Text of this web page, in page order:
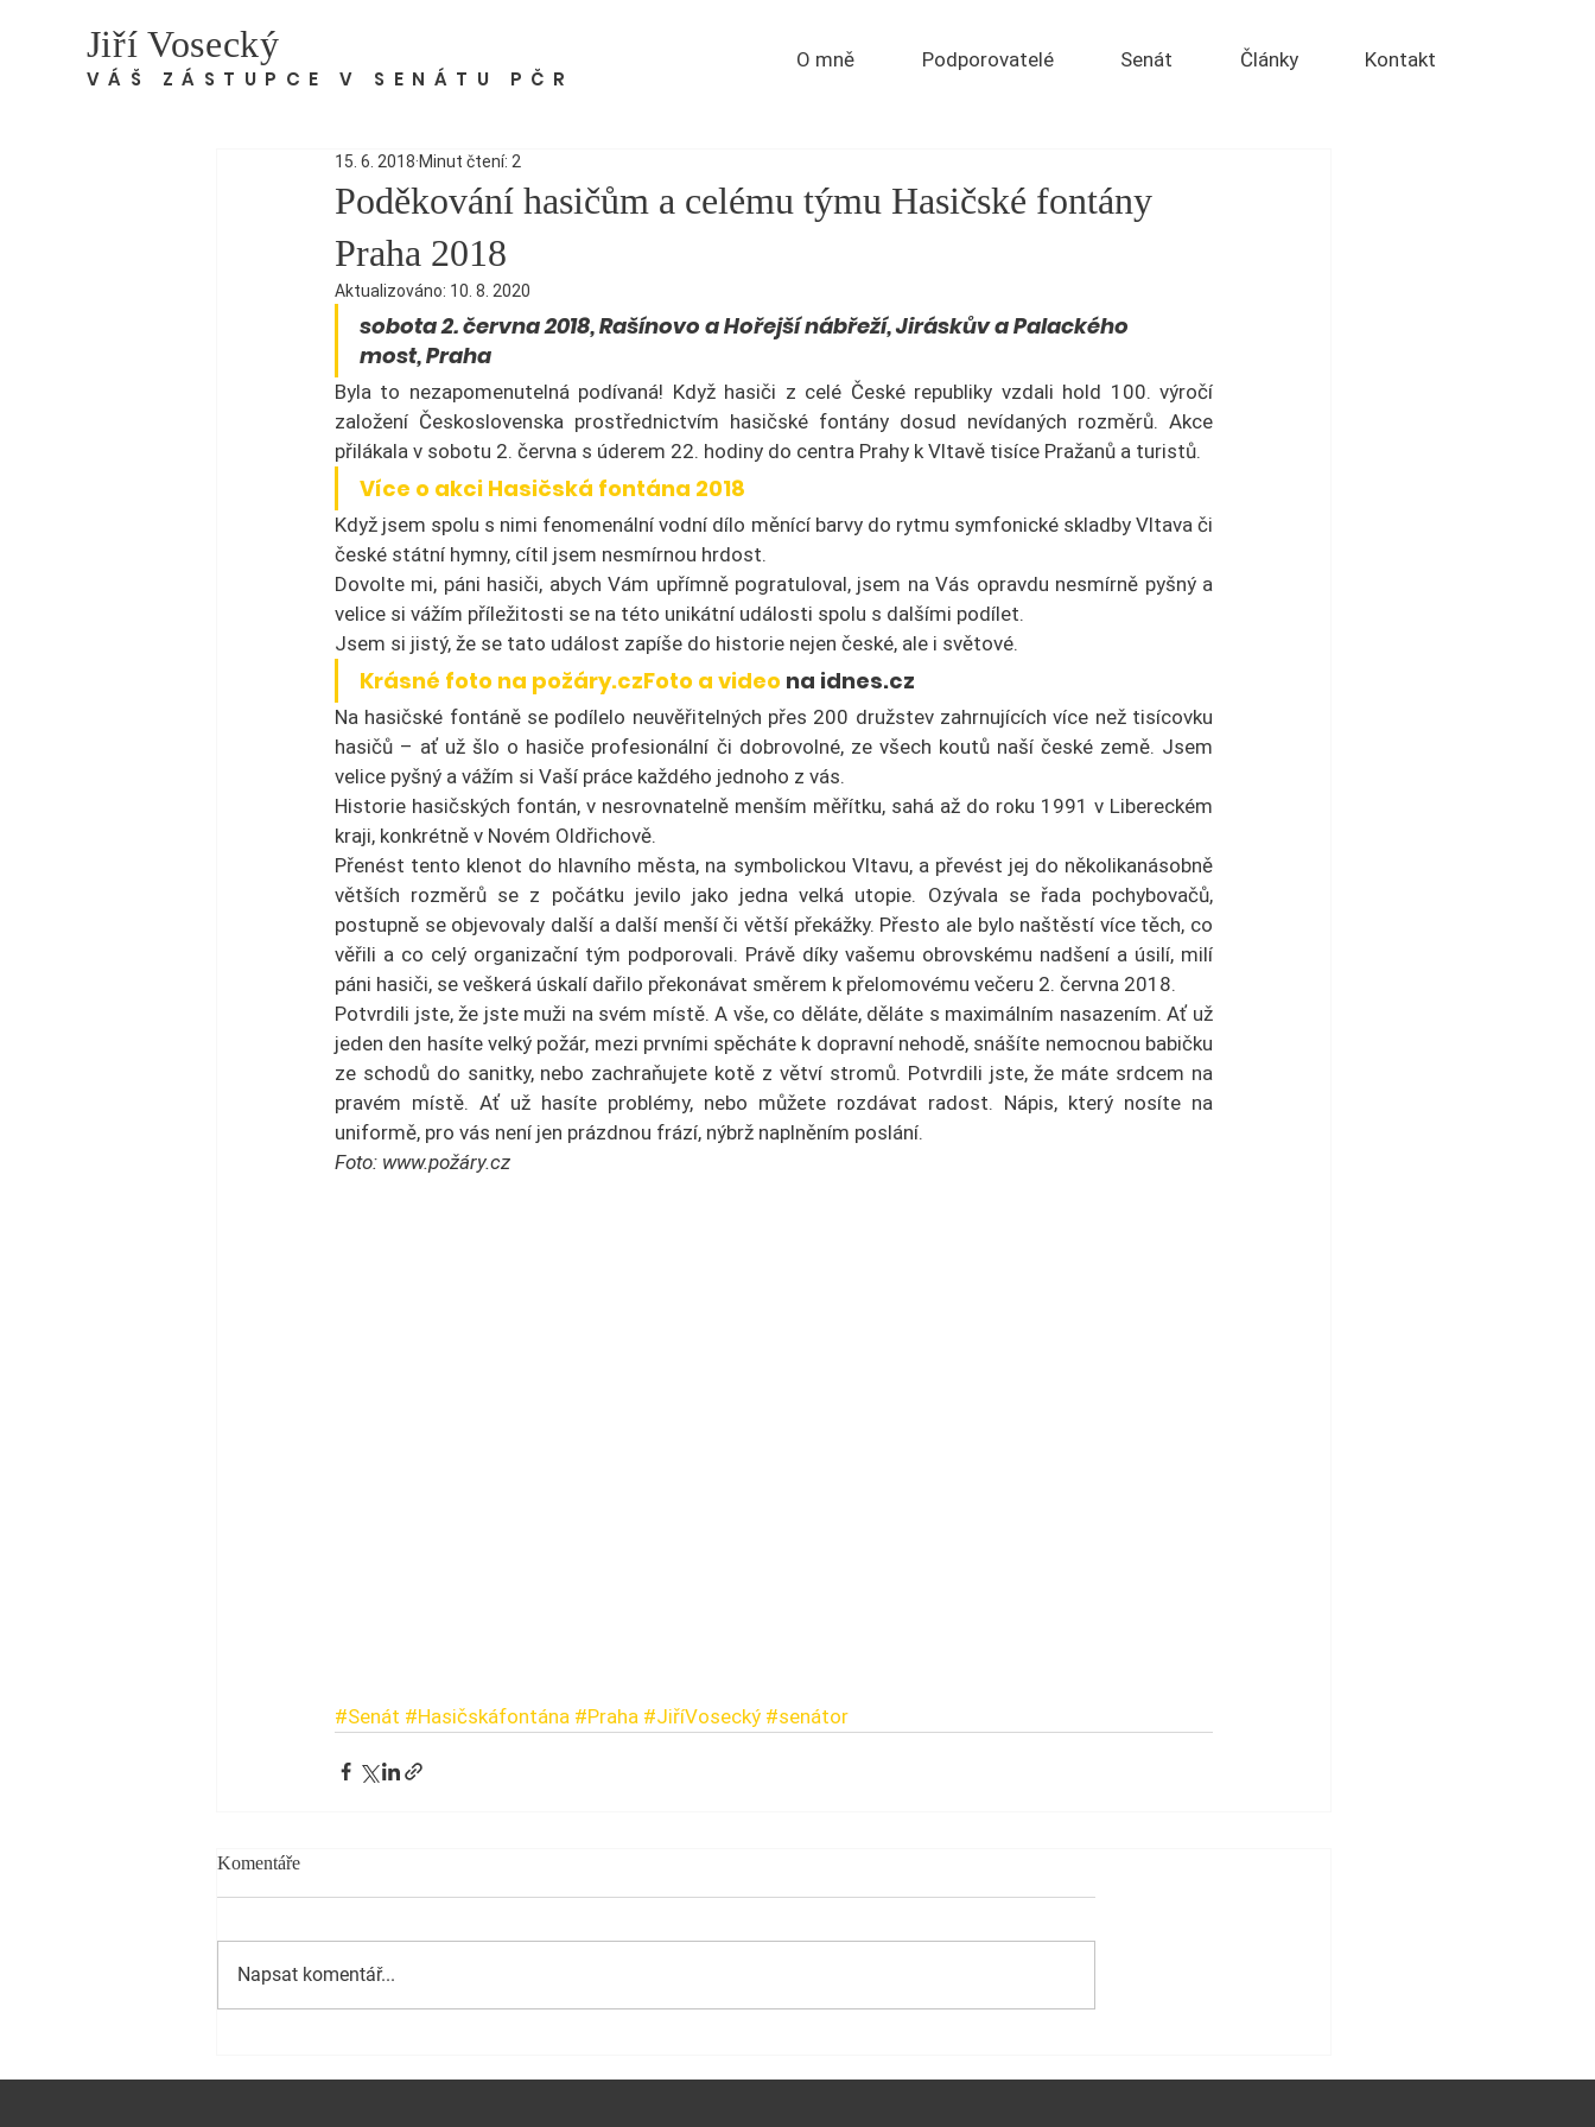
Jiří Vosecký
VÁŠ ZÁSTUPCE V SENÁTU PČR
O mně Podporovatelé Senát Články Kontakt
Poděkování hasičům a celému týmu Hasičské fontány
Praha 2018
15. 6. 2018 Minut čtení: 2
Aktualizováno: 10. 8. 2020
sobota 2. června 2018, Rašínovo a Hořejší nábřeží, Jiráskův a Palackého
most, Praha
Byla to nezapomenutelná podívaná! Když hasiči z celé České republiky vzdali hold 100. výročí
založení Československa prostřednictvím hasičské fontány dosud nevídaných rozměrů. Akce
přilákala v sobotu 2. června s úderem 22. hodiny do centra Prahy k Vltavě tisíce Pražanů a turistů.
Více o akci Hasičská fontána 2018
Když jsem spolu s nimi fenomenální vodní dílo měnící barvy do rytmu symfonické skladby Vltava či
české státní hymny, cítil jsem nesmírnou hrdost.
Dovolte mi, páni hasiči, abych Vám upřímně pogratuloval, jsem na Vás opravdu nesmírně pyšný a
velice si vážím příležitosti se na této unikátní události spolu s dalšími podílet.
Jsem si jistý, že se tato událost zapíše do historie nejen české, ale i světové.
Krásné foto na požáry.czFoto a video na idnes.cz
Na hasičské fontáně se podílelo neuvěřitelných přes 200 družstev zahrnujících více než tisícovku
hasičů – ať už šlo o hasiče profesionální či dobrovolné, ze všech koutů naší české země. Jsem
velice pyšný a vážím si Vaší práce každého jednoho z vás.
Historie hasičských fontán, v nesrovnatelně menším měřítku, sahá až do roku 1991 v Libereckém
kraji, konkrétně v Novém Oldřichově.
Přenést tento klenot do hlavního města, na symbolickou Vltavu, a převést jej do několikanásobně
větších rozměrů se z počátku jevilo jako jedna velká utopie. Ozývala se řada pochybovačů,
postupně se objevovaly další a další menší či větší překážky. Přesto ale bylo naštěstí více těch, co
věřili a co celý organizační tým podporovali. Právě díky vašemu obrovskému nadšení a úsilí, milí
páni hasiči, se veškerá úskalí dařilo překonávat směrem k přelomovému večeru 2. června 2018.
Potvrdili jste, že jste muži na svém místě. A vše, co děláte, děláte s maximálním nasazením. Ať už
jeden den hasíte velký požár, mezi prvními spěcháte k dopravní nehodě, snášíte nemocnou babičku
ze schodů do sanitky, nebo zachraňujete kotě z větví stromů. Potvrdili jste, že máte srdcem na
pravém místě. Ať už hasíte problémy, nebo můžete rozdávat radost. Nápis, který nosíte na
uniformě, pro vás není jen prázdnou frází, nýbrž naplněním poslání.
Foto: www.požáry.cz
#Senát #Hasičskáfontána #Praha #JiříVosecký #senátor
Komentáře
Napsat komentář...